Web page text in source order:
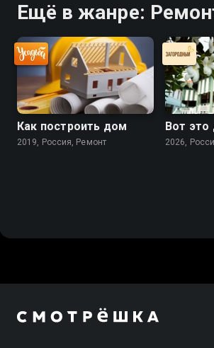
Ещё в жанре:
Как построить дом
2019, Россия, Ремонт
Вот это
2026,